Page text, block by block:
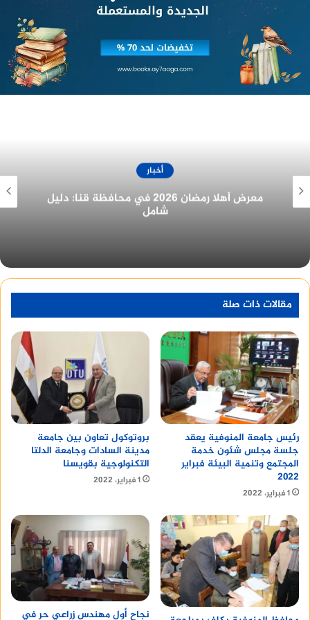
أخبار
غرفة المنيا التجارية تُهنئ الرئيس السيسي
بمناسبة الولاية الجديدة
مقالات ذات صلة
رئيس جامعة المنوفية يعقد
جلسة مجلس شئون خدمة
المجتمع وتنمية البيئة فبراير
٢٠٢٢
1 فبراير، 2022
بروتوكول تعاون بين جامعة
مدينة السادات وجامعة الدلتا
التكنولوجية بقويسنا
1 فبراير، 2022
نجاح أول مهندس زراعي حر في